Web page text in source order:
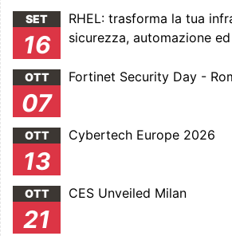
SET
16
RHEL: trasforma la tua
sicurezza, automazione
OTT
07
Fortinet Security Day -
OTT
13
Cybertech Europe 2026
OTT
21
CES Unveiled Milan